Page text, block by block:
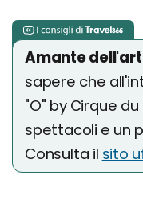
Amante
sapere che
"O" by Cirque
spettacoli e un
Consulta il sito